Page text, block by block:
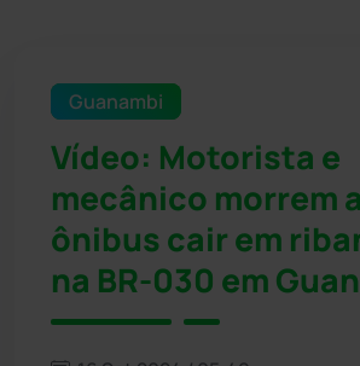
Guanambi
Vídeo: Motorista e
mecânico morrem
ônibus cair em
na BR-030 em